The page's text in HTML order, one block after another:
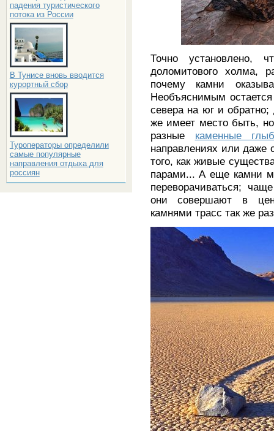
падения туристического
потока из России
В Тунисе вновь вводится
курортный сбор
Туроператоры определили
самые популярные
направления отдыха для
россиян
Точно установлено,
доломитового холма,
почему камни
Необъяснимым
севера на юг и обратно;
же имеет место быть,
разные
каменные
направлениях или даже
того, как живые
парами... А еще камни
переворачиваться;
они совершают в
камнями трасс так же